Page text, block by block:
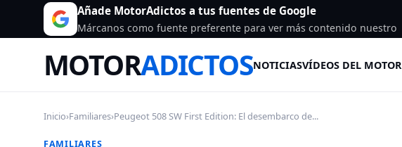
Añade MotorAdictos a tus fuentes de Google
Márcanos como fuente preferente para ver más contenido nuestro
MOTORADICTOSNOTICIASVÍDEOS DEL MOTOR
Inicio›Familiares›Peugeot 508 SW First Edition: El desembarco de...
FAMILIARES